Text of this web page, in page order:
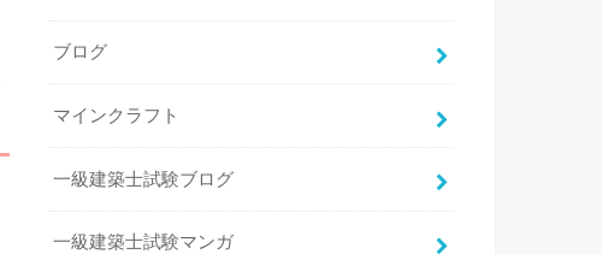
ブログ
マインクラフト
一級建築士試験ブログ
一級建築士試験マンガ